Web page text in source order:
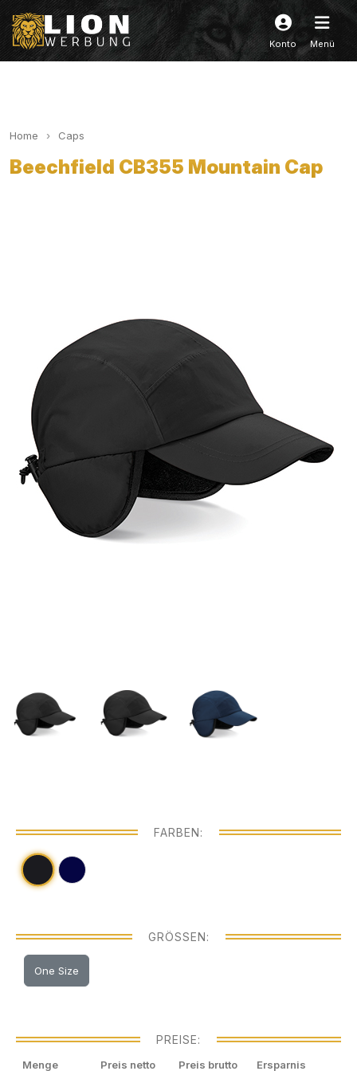
Konto Menü
Home Caps
Beechfield CB355 Mountain Cap
FARBEN:
GRÖSSEN:
One Size
PREISE:
Menge Preis netto Preis brutto Ersparnis